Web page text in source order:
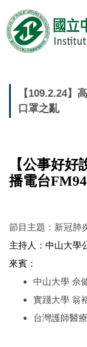
到
主
要
【109.2.24】
口罩之亂
【公事好
播電台
節目主題：新冠肺
主持人：中山大學
來賓：
中山大學 佘
實踐大學 翁
台灣護師醫